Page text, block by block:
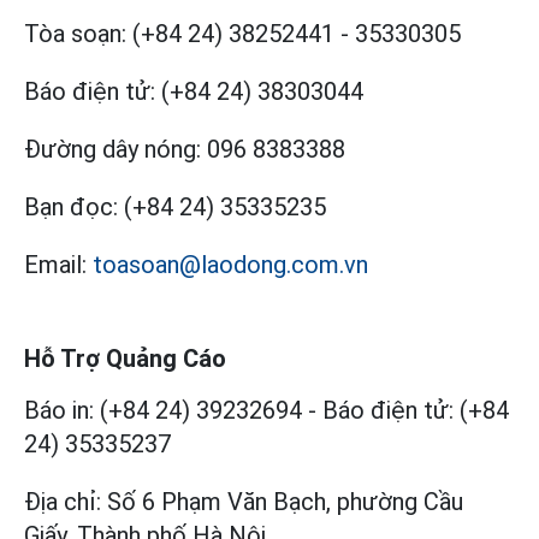
Tòa soạn: (+84 24) 38252441 - 35330305
Báo điện tử: (+84 24) 38303044
Đường dây nóng: 096 8383388
Bạn đọc: (+84 24) 35335235
Email: toasoan@laodong.com.vn
Hỗ Trợ Quảng Cáo
Báo in: (+84 24) 39232694 - Báo điện tử: (+84
24) 35335237
Địa chỉ: Số 6 Phạm Văn Bạch, phường Cầu